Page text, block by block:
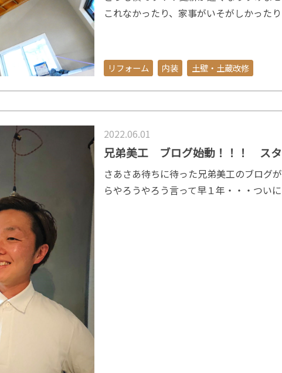
これなかったり、家事がいそがしかった
リフォーム 内装 土壁・土蔵改修
2022.06.01
兄弟美工 ブログ始動！！！ ス
さあさあ待ちに待った兄弟美工のブログ
らやろうやろう言って早１年・・・つい